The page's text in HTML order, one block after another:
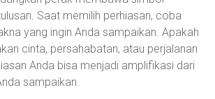
Saat memilih perhiasan, coba
yang ingin Anda sampaikan. Apakah
cinta, persahabatan, atau perjalanan
Anda bisa menjadi amplifikasi dari
sampaikan.